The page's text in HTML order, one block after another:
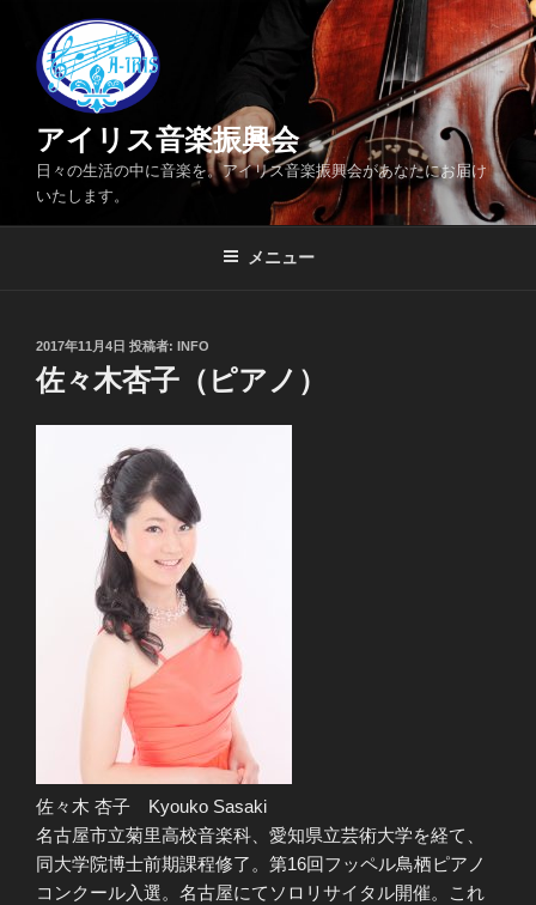
アイリス音楽振興会
日々の生活の中に音楽を。アイリス音楽振興会があなたにお届け
いたします。
メニュー
投
稿
日:
2017年11月4日 投稿者: INFO
佐々木杏子（ピアノ）
佐々木 杏子 Kyouko Sasaki
名古屋市立菊里高校音楽科、愛知県立芸術大学を経て、
同大学院博士前期課程修了。第16回フッペル鳥栖ピアノ
コンクール入選。名古屋にてソロリサイタル開催。これ